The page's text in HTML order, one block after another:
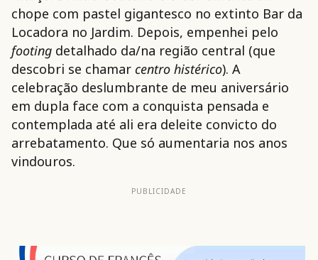
chope com pastel gigantesco no extinto Bar da
Locadora no Jardim. Depois, empenhei pelo
footing detalhado da/na região central (que
descobri se chamar centro histérico). A
celebração deslumbrante de meu aniversário
em dupla face com a conquista pensada e
contemplada até ali era deleite convicto do
arrebatamento. Que só aumentaria nos anos
vindouros.
PUBLICIDADE